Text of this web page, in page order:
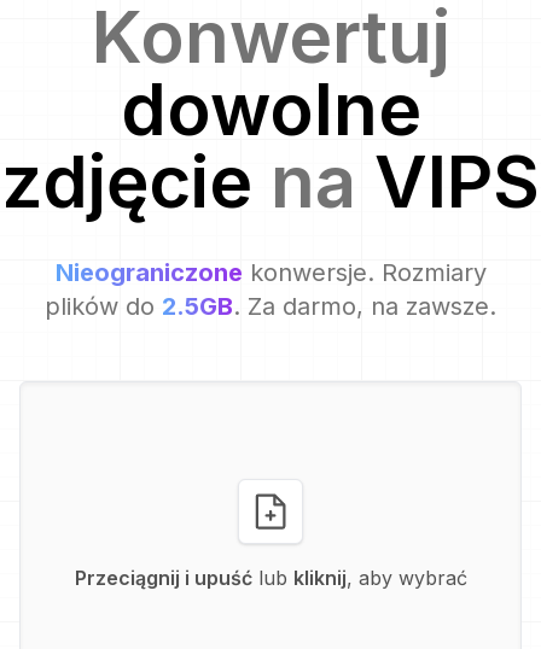
Konwertuj
dowolne
zdjęcie na VIPS
Nieograniczone konwersje. Rozmiary
plików do 2.5GB. Za darmo, na zawsze.
Przeciągnij i upuść lub kliknij, aby wybrać